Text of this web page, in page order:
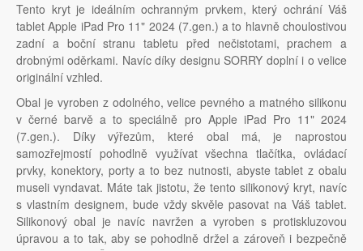
Tento kryt je ideálním ochranným prvkem, který ochrání Váš
tablet Apple iPad Pro 11" 2024 (7.gen.) a to hlavně choulostivou
zadní a boční stranu tabletu před nečistotami, prachem a
drobnými oděrkami. Navíc díky designu SORRY doplní i o velice
originální vzhled.
Obal je vyroben z odolného, velice pevného a matného silikonu
v černé barvě a to speciálně pro Apple iPad Pro 11" 2024
(7.gen.). Díky výřezům, které obal má, je naprostou
samozřejmostí pohodlně využívat všechna tlačítka, ovládací
prvky, konektory, porty a to bez nutnosti, abyste tablet z obalu
museli vyndavat. Máte tak jistotu, že tento silikonový kryt, navíc
s vlastním designem, bude vždy skvěle pasovat na Váš tablet.
Silikonový obal je navíc navržen a vyroben s protiskluzovou
úpravou a to tak, aby se pohodlně držel a zároveň i bezpečně